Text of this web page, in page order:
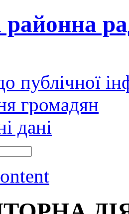
публічної
громадян
дані